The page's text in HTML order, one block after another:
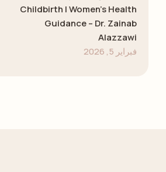
Childbirth | Women’s Health
Guidance – Dr. Zainab
Alazzawi
فبراير 5, 2026